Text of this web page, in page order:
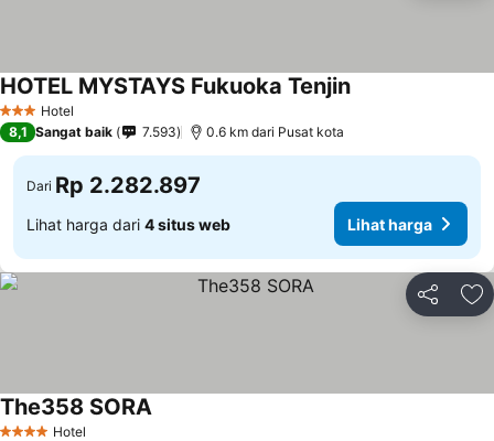
3 BintangHotel
HOTEL MYSTAYS Fukuoka TenjinLihat harga
8,1 Sangat baik 7.593 0.6 km dari Pusat kota
Dari Rp 2.282.897
Lihat harga dari 4 situs web Lihat harga
Bagikan
Hotel
The358 SORALihat harga